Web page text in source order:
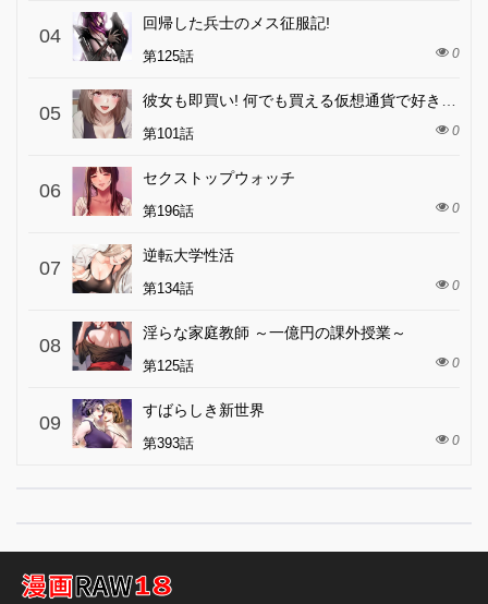
04
回帰した兵士のメス征服記!
第125話 0
05
第101話 0
06
セクストップウォッチ
第196話 0
07
逆転大学性活
第134話 0
08
淫らな家庭教師 ～一億円の課外授業～
第125話 0
09
すばらしき新世界
第393話 0